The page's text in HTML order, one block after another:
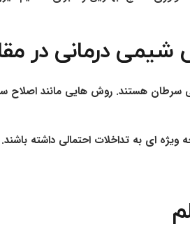
درمانی در
سرطان هستند. روش هایی مانند
ویژه ای به تداخلات احتمالی داشته